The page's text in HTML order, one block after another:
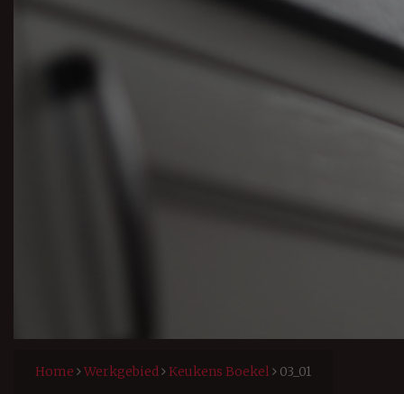
Home Werkgebied Keukens Boekel 03_01